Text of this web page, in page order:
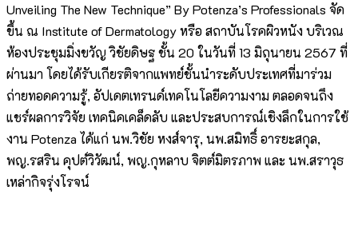
Unveiling The New Technique” By Potenza’s Professionals จัด
ขึ้น ณ Institute of Dermatology หรือ สถาบันโรคผิวหนัง บริเวณ
ห้องประชุมมิ่งขวัญ วิชัยดิษฐ ชั้น 20 ในวันที่ 13 มิถุนายน 2567 ที่
ผ่านมา โดยได้รับเกียรติจากแพทย์ชั้นนำระดับประเทศที่มาร่วม
ถ่ายทอดความรู้, อัปเดตเทรนด์เทคโนโลยีความงาม ตลอดจนถึง
แชร์ผลการวิจัย เทคนิคเคล็ดลับ และประสบการณ์เชิงลึกในการใช้
งาน Potenza ได้แก่ นพ.วิชัย หงส์จารุ, นพ.สมิทธิ์ อารยะสกุล,
พญ.รสริน คุปต์วิวัฒน์, พญ.กุหลาบ จิตต์มิตรภาพ และ นพ.สราวุธ
เหล่ากิจรุ่งโรจน์